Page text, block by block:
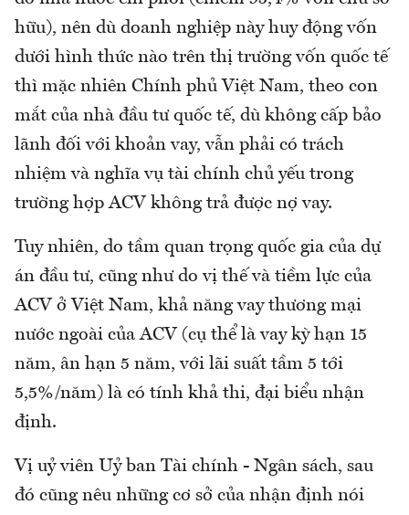
hữu), nên dù doanh nghiệp này huy động vốn
dưới hình thức nào trên thị trường vốn quốc tế
thì mặc nhiên Chính phủ Việt Nam, theo con
mắt của nhà đầu tư quốc tế, dù không cấp bảo
lãnh đối với khoản vay, vẫn phải có trách
nhiệm và nghĩa vụ tài chính chủ yếu trong
trường hợp ACV không trả được nợ vay.
Tuy nhiên, do tầm quan trọng quốc gia của dự
án đầu tư, cũng như do vị thế và tiềm lực của
ACV ở Việt Nam, khả năng vay thương mại
nước ngoài của ACV (cụ thể là vay kỳ hạn 15
năm, ân hạn 5 năm, với lãi suất tầm 5 tới
5,5%/năm) là có tính khả thi, đại biểu nhận
định.
Vị uỷ viên Uỷ ban Tài chính - Ngân sách, sau
đó cũng nêu những cơ sở của nhận định nói